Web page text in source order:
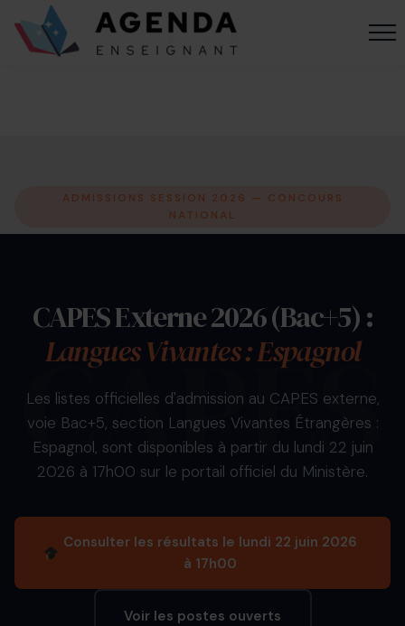
ADMISSIONS SESSION 2026 — CONCOURS
NATIONAL
CAPES Externe 2026 (Bac+5) :
Langues Vivantes : Espagnol
Les listes officielles d'admission au CAPES externe,
voie Bac+5, section Langues Vivantes Étrangères :
Espagnol, sont disponibles à partir du lundi 22 juin
2026 à 17h00 sur le portail officiel du Ministère.
Consulter les résultats le lundi 22 juin 2026
à 17h00
Voir les postes ouverts